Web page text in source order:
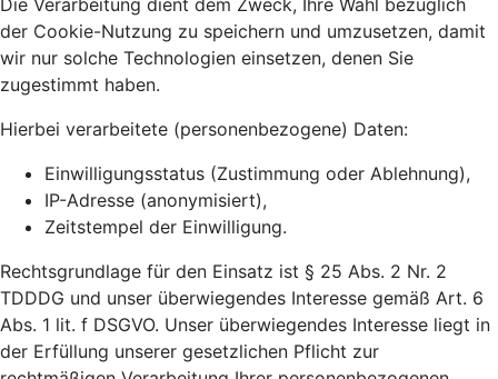
Die Verarbeitung dient dem Zweck, Ihre Wahl bezüglich
der Cookie-Nutzung zu speichern und umzusetzen, damit
wir nur solche Technologien einsetzen, denen Sie
zugestimmt haben.
Hierbei verarbeitete (personenbezogene) Daten:
Einwilligungsstatus (Zustimmung oder Ablehnung),
IP-Adresse (anonymisiert),
Zeitstempel der Einwilligung.
Rechtsgrundlage für den Einsatz ist § 25 Abs. 2 Nr. 2
TDDDG und unser überwiegendes Interesse gemäß Art. 6
Abs. 1 lit. f DSGVO. Unser überwiegendes Interesse liegt in
der Erfüllung unserer gesetzlichen Pflicht zur